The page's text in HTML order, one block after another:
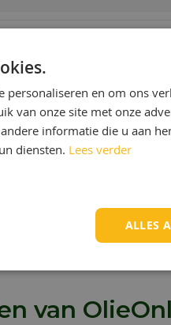
ISO norm 4113-1978 (E) en de
info
van
personaliseren en om ons
van onze site met onze
informatie die u aan
diensten. Lees verder
ALLES